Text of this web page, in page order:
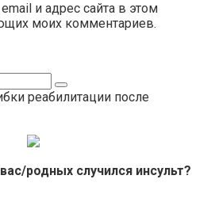
и адрес сайта в этом
моих комментариев.
реабилитации после
родных случился инсульт?